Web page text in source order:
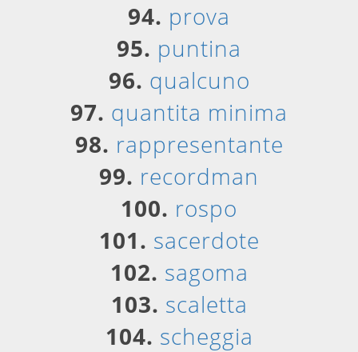
94. prova
95. puntina
96. qualcuno
97. quantita minima
98. rappresentante
99. recordman
100. rospo
101. sacerdote
102. sagoma
103. scaletta
104. scheggia